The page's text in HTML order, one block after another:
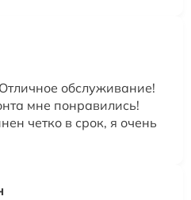
обслуживание!
мне понравились!
четко в срок, я очень